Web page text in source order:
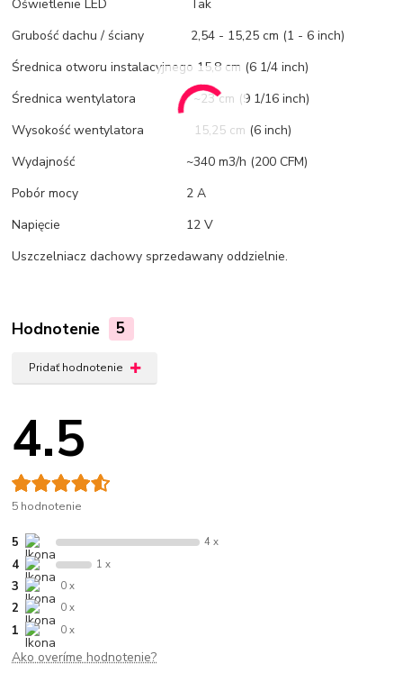
Oświetlenie LED Tak
Grubość dachu / ściany 2,54 - 15,25 cm (1 - 6 inch)
Średnica otworu instalacyjnego 15,8 cm (6 1/4 inch)
Średnica wentylatora ~23 cm (9 1/16 inch)
Wysokość wentylatora 15,25 cm (6 inch)
Wydajność ~340 m3/h (200 CFM)
Pobór mocy 2 A
Napięcie 12 V
Uszczelniacz dachowy sprzedawany oddzielnie.
Hodnotenie 5
Pridať hodnotenie
4.5
5 hodnotenie
5 4 x
4 1 x
3 0 x
2 0 x
1 0 x
Ako overíme hodnotenie?